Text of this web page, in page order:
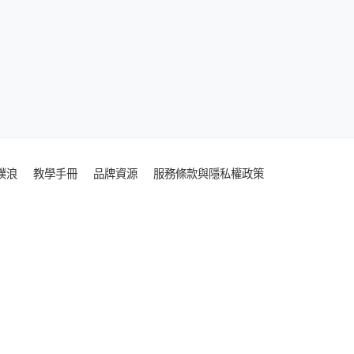
浪 教學手冊 品牌資源 服務條款與隱私權政策